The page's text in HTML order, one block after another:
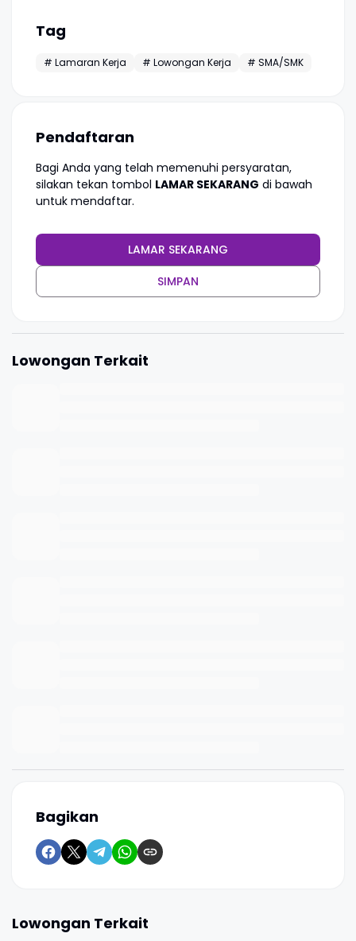
Tag
# Lamaran Kerja # Lowongan Kerja # SMA/SMK
Pendaftaran
Bagi Anda yang telah memenuhi persyaratan,
silakan tekan tombol LAMAR SEKARANG di bawah
untuk mendaftar.
LAMAR SEKARANG
SIMPAN
Lowongan Terkait
Bagikan
Lowongan Terkait